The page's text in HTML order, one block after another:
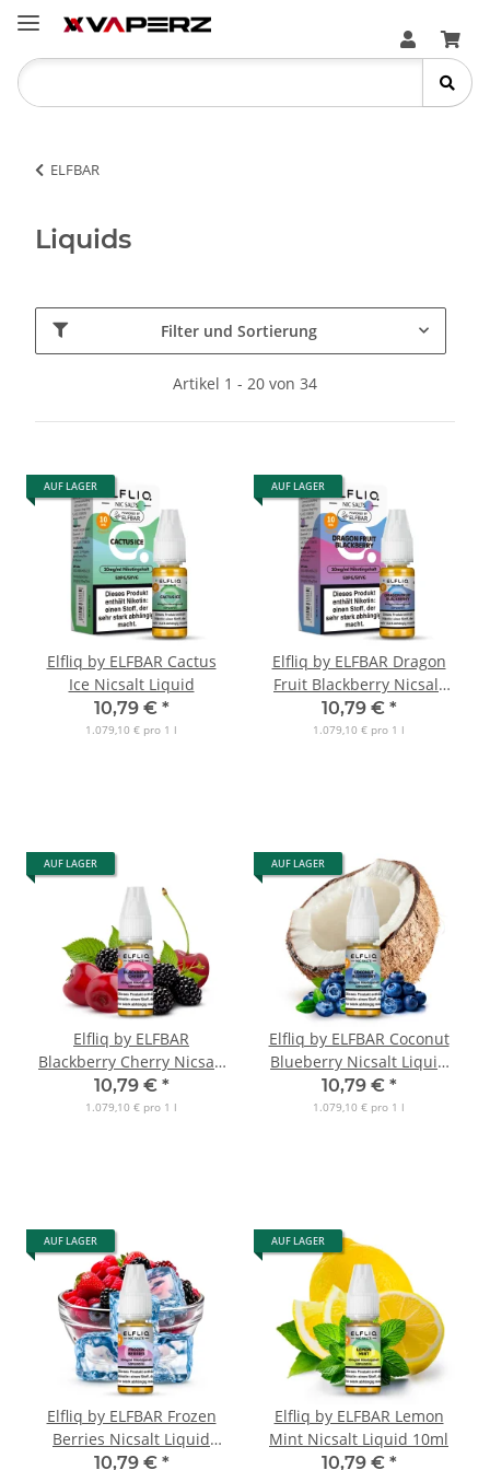
ELFBAR
Liquids
Filter und Sortierung
Artikel 1 - 20 von 34
AUF LAGER
Elfliq by ELFBAR Cactus
Ice Nicsalt Liquid
10,79 € *
1.079,10 € pro 1 l
AUF LAGER
Elfliq by ELFBAR Dragon
Fruit Blackberry Nicsalt
Liquid
10,79 € *
1.079,10 € pro 1 l
AUF LAGER
Elfliq by ELFBAR
Blackberry Cherry Nicsalt
Liquid 10ml
10,79 € *
1.079,10 € pro 1 l
AUF LAGER
Elfliq by ELFBAR Coconut
Blueberry Nicsalt Liquid
10ml
10,79 € *
1.079,10 € pro 1 l
AUF LAGER
Elfliq by ELFBAR Frozen
Berries Nicsalt Liquid
10ml
10,79 € *
AUF LAGER
Elfliq by ELFBAR Lemon
Mint Nicsalt Liquid 10ml
10,79 € *